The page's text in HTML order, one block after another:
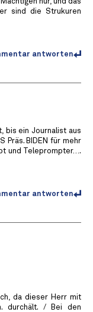
sind die Strukuren
antworten
bis ein Journalist aus
Präs. BIDEN für mehr
und Teleprompter….
antworten
da dieser Herr mit
durchält. / Bei den